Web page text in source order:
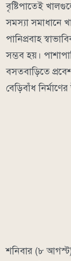
বৃষ্টিপাতেই
সমস্যা সমাধানে
পানিপ্রবাহ
সম্ভব হয়।
বসতবাড়িতে
বেড়িবাঁধ
শনিবার (৮ আগস্ট)